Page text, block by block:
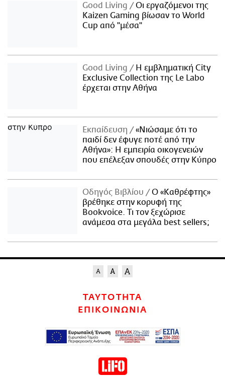
Good Living
Οι εργαζόμενοι της
Kaizen Gaming βίωσαν το World
Cup από "μέσα"
Good Living
Η εμβληματική City
Exclusive Collection της Le Labo
έρχεται στην Αθήνα
Εκπαίδευση
«Νιώσαμε ότι το
παιδί δεν έφυγε ποτέ από την
Αθήνα»: Η εμπειρία οικογενειών
που επέλεξαν σπουδές στην Κύπρο
Οδηγός Βιβλίου
Ο «Καθρέφτης»
βρέθηκε στην κορυφή της
Bookvoice. Τι τον ξεχώρισε
ανάμεσα στα μεγάλα best sellers;
ΤΑΥΤΟΤΗΤΑ
ΕΠΙΚΟΙΝΩΝΙΑ